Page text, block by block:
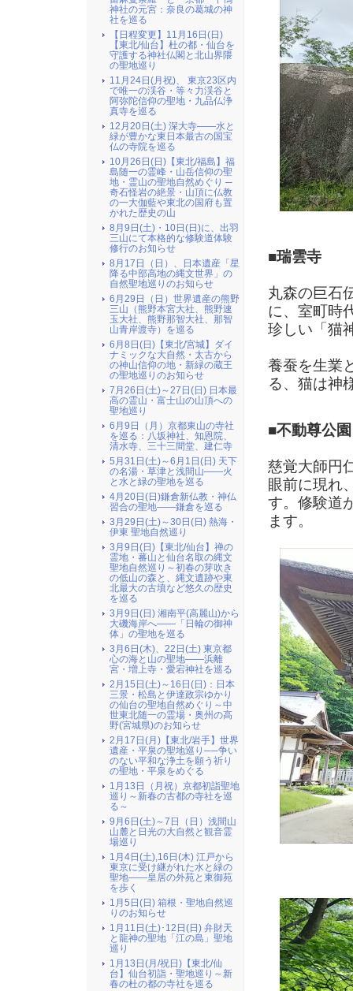
■瑞雲寺
丸森の巨石
に、室町時
珍しい「猫
養蚕を生業
る、猫は神
■不動尊公
慈覚大師円
眼前に現れ
す。修験道
ます。
神社の元宮：奈良の葛城の神
社を巡る
【日程変更】11月16日(日)
【東北/仙台】杜の都・仙台を
守護する神社仏閣と北山界隈
の聖地巡り
11月24日(月祝)、 東京23区内
で唯一の渓谷・等々力渓谷と
阿弥陀信仰の聖地・九品仏浄
真寺を巡る
12月20日(土) 深大寺――水と
緑が豊かな東日本最古の国宝
仏の寺院を巡る
10月26日(日)【東北/福島】福
島随一の霊峰・山岳信仰の聖
地・霊山の聖地自然めぐり ─
奇石怪岩の絶景・山頂に仏教
の一大伽藍や東北の国府も置
かれた歴史の山
8月9日(土)・10日(日)に、出羽
三山にて本格的な修験道体験
修行のお知らせ
8月17日（日）、日本遺産「星
降る中部高地の縄文世界」の
自然聖地巡りのお知らせ
6月29日（日）世界遺産の熊野
三山（熊野本宮大社、熊野速
玉大社、熊野那智大社、那智
山青岸渡寺）を巡る
6月8日(日)【東北/宮城】ダイ
ナミックな大自然・太古から
の神山信仰の地・新緑の蔵王
の聖地巡りのお知らせ
7月26日(土)～27日(日) 日本最
高の霊山・富士山の山頂への
聖地巡り
6月9日（月）京都東山の寺社
を巡る：八坂神社、知恩院、
清水寺、三十三間堂、建仁寺
5月31日(土)～6月1日(日) 天下
の名湯・草津と浅間山――火
と水と緑の聖地を巡る
4月20日(日)鎌倉新仏教・神仏
習合の聖地――鎌倉を巡る
3月29日(土)～30日(日) 熱海・
伊東 聖地自然巡り
3月9日(日)【東北/仙台】禅の
霊地・蕃山と仙台名取の縄文
聖地自然巡り～初春の芽吹き
の低山の森と、縄文遺跡や東
北最大の古墳など悠久の歴史
を巡る
3月9日(日) 湘南平(高麗山)から
大磯海岸へ――「日輪の御神
体」の聖地を巡る
3月6日(木)、22日(土) 東京都
心の海と山の聖地――浜離
宮・増上寺・愛宕神社を巡る
2月15日(土)～16日(日)：日本
三景・松島と伊達政宗ゆかり
の仙台の聖地自然めぐり～中
世東北随一の霊場・奥州の高
野(宮城県)のお知らせ
2月17日(月)【東北/岩手】世界
遺産・平泉の聖地巡り──争い
のない平和な浄土を願う祈り
の聖地・平泉をめぐる
1月13日（月祝）京都初詣聖地
巡り～新春の古都の寺社を巡
る～
9月6日(土)～7日（日）浅間山
山麓と日光の大自然と観音霊
場巡り
1月4日(土),16日(木) 江戸から
東京に受け継がれた水と緑の
聖地――皇居の外苑と東御苑
を歩く
1月5日(日) 箱根・聖地自然巡
りのお知らせ
1月11日(土)･12日(日) 弁財天
と龍神の聖地「江の島」聖地
巡り
1月13日(月/祝日)【東北/仙
台】仙台初詣・聖地巡り～新
春の杜の都の寺社を巡る